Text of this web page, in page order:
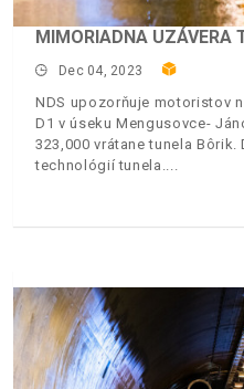
MIMORIADNA UZÁVERA
Dec 04, 2023
NDS upozorňuje motoristov
D1 v úseku Mengusovce-
323,000 vrátane tunela
technológií tunela.